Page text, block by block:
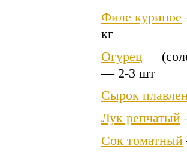
Филе куриное
кг
Огурец
— 2-3 шт
Сырок
Лук репчатый
Сок томатный